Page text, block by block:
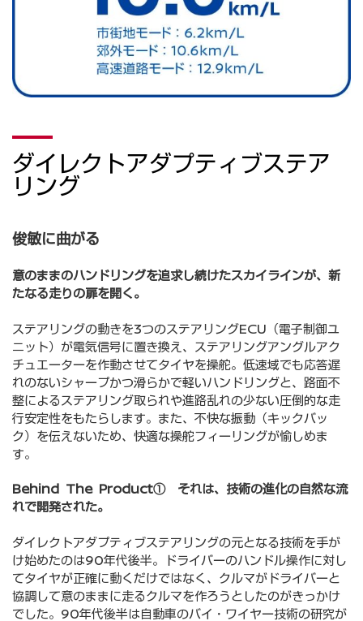
ダイレクトアダプティブステア
リング
俊敏に曲がる
意のままのハンドリングを追求し続けたスカイラインが、新
たなる走りの扉を開く。
ステアリングの動きを3つのステアリングECU（電子制御ユ
ニット）が電気信号に置き換え、ステアリングアングルアク
チュエーターを作動させてタイヤを操舵。低速域でも応答遅
れのないシャープかつ滑らかで軽いハンドリングと、路面不
整によるステアリング取られや進路乱れの少ない圧倒的な走
行安定性をもたらします。また、不快な振動（キックバッ
ク）を伝えないため、快適な操舵フィーリングが愉しめま
す。
Behind The Product① それは、技術の進化の自然な流
れで開発された。
ダイレクトアダプティブステアリングの元となる技術を手が
け始めたのは90年代後半。ドライバーのハンドル操作に対し
てタイヤが正確に動くだけではなく、クルマがドライバーと
協調して意のままに走るクルマを作ろうとしたのがきっかけ
でした。90年代後半は自動車のバイ・ワイヤー技術の研究が